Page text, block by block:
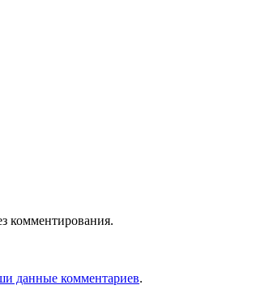
комментирования.
данные комментариев.